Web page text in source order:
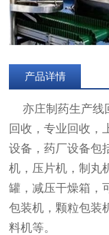
产品详情
亦庄制药生产线
回收 ，专业回收
设备，药厂设备包
机，压片机，制丸
罐，减压干燥箱，
包装机，颗粒包装
料机等。